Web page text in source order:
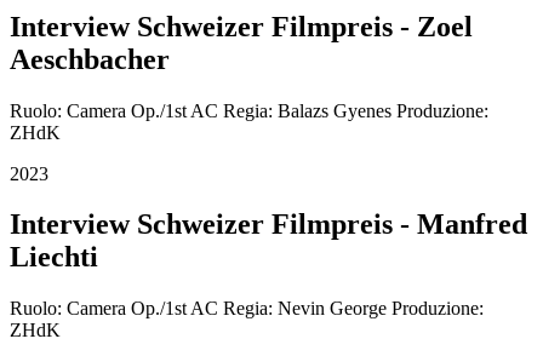
Interview Schweizer Filmpreis - Zoel
Aeschbacher
Ruolo: Camera Op./1st AC Regia: Balazs Gyenes Produzione:
ZHdK
2023
Interview Schweizer Filmpreis - Manfred
Liechti
Ruolo: Camera Op./1st AC Regia: Nevin George Produzione:
ZHdK